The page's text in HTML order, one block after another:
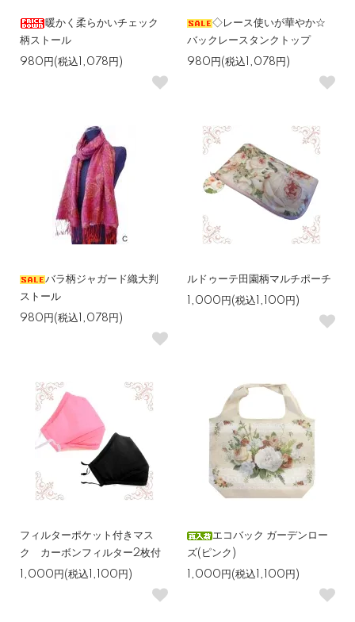
暖かく柔らかいチェック
柄ストール
980円(税込1,078円)
◇レース使いが華やか☆
バックレースタンクトップ
980円(税込1,078円)
バラ柄ジャガード織大判
ストール
980円(税込1,078円)
ルドゥーテ田園柄マルチポーチ
1,000円(税込1,100円)
フィルターポケット付きマス
ク カーボンフィルター2枚付
1,000円(税込1,100円)
エコバック ガーデンロー
ズ(ピンク)
1,000円(税込1,100円)